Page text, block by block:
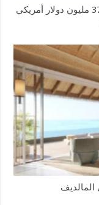
تؤمّن بوزيتيف زيرو تمويلاً بقيمة تصل إلى 375 مليون دولار أمريكي